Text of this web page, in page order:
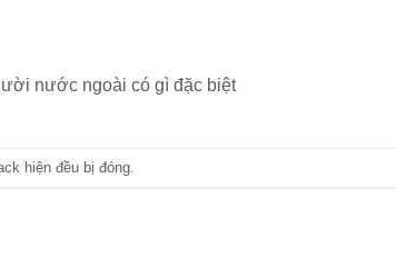
nước ngoài có gì đặc biệt
hiện đều bị đóng.